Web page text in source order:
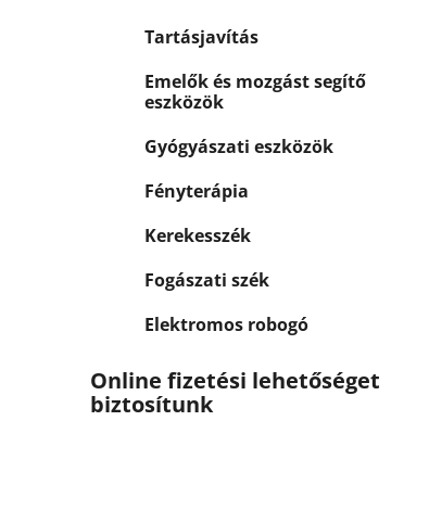
Tartásjavítás
Emelők és mozgást segítő
eszközök
Gyógyászati eszközök
Fényterápia
Kerekesszék
Fogászati szék
Elektromos robogó
Online fizetési lehetőséget
biztosítunk